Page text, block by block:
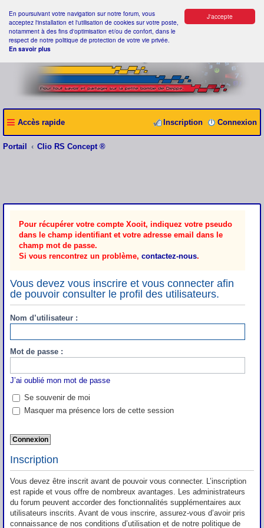
J'accepte
En poursuivant votre navigation sur notre forum, vous
acceptez l'installation et l'utilisation de cookies sur votre poste,
notamment à des fins d'optimisation et/ou de confort, dans le
respect de notre politique de protection de votre vie privée.
En savoir plus
Accès rapide Connexion
Inscription
Portail Clio RS Concept ®
Pour récupérer votre compte Xooit, indiquez votre pseudo
dans le champ identifiant et votre adresse email dans le
champ mot de passe.
Si vous rencontrez un problème, contactez-nous.
Vous devez vous inscrire et vous connecter afin
de pouvoir consulter le profil des utilisateurs.
Nom d’utilisateur :
Mot de passe :
J’ai oublié mon mot de passe
Se souvenir de moi
Masquer ma présence lors de cette session
Inscription
Vous devez être inscrit avant de pouvoir vous connecter. L’inscription
est rapide et vous offre de nombreux avantages. Les administrateurs
du forum peuvent accorder des fonctionnalités supplémentaires aux
utilisateurs inscrits. Avant de vous inscrire, assurez-vous d’avoir pris
connaissance de nos conditions d’utilisation et de notre politique de